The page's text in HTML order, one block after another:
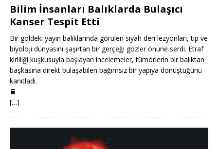
Bilim İnsanları Balıklarda Bulaşıcı
Kanser Tespit Etti
Bir göldeki yayın balıklarında görülen siyah deri lezyonları, tıp ve
biyoloji dünyasını şaşırtan bir gerçeği gözler önüne serdi. Etraf
kirliliği kuşkusuyla başlayan incelemeler, tümörlerin bir balıktan
başkasına direkt bulaşabilen bağımsız bir yapıya dönüştüğünü
kanıtladı.
🚆
[…]